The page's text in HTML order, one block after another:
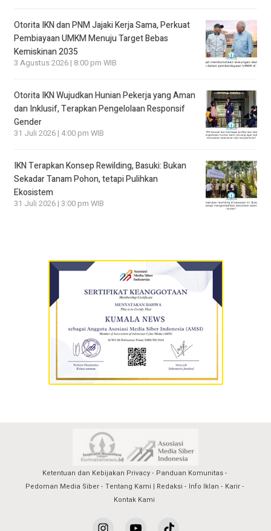
Otorita IKN dan PNM Jajaki Kerja Sama, Perkuat
Pembiayaan UMKM Menuju Target Bebas
Kemiskinan 2035
3 Agustus 2026 | 8:00 pm WIB
Otorita IKN Wujudkan Hunian Pekerja yang Aman
dan Inklusif, Terapkan Pengelolaan Responsif
Gender
31 Juli 2026 | 4:00 pm WIB
IKN Terapkan Konsep Rewilding, Basuki: Bukan
Sekadar Tanam Pohon, tetapi Pulihkan
Ekosistem
31 Juli 2026 | 3:00 pm WIB
Ketentuan dan Kebijakan Privacy
Panduan Komunitas
Pedoman Media Siber
Tentang Kami | Redaksi Info Iklan
Karir
Kontak Kami